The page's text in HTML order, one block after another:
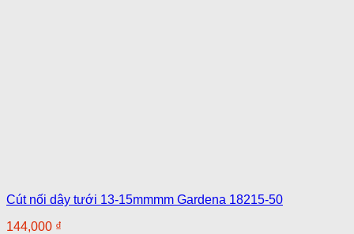
Cút nối dây tưới 13-15mmmm Gardena 18215-50
144,000 ₫